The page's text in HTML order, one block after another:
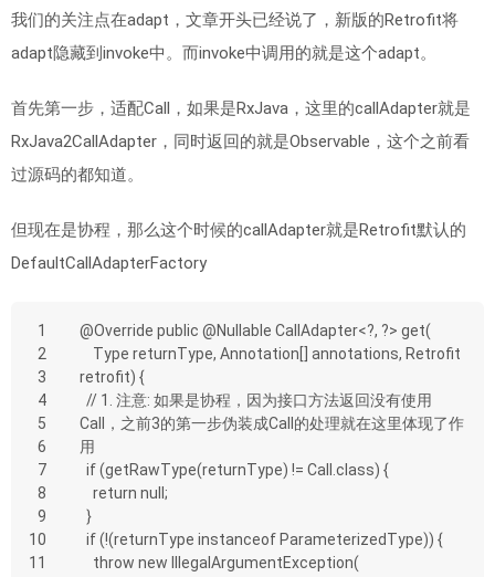
我们的关注点在adapt，文章开头已经说了，新版的Retrofit将
adapt隐藏到invoke中。而invoke中调用的就是这个adapt。
首先第一步，适配Call，如果是RxJava，这里的callAdapter就是
RxJava2CallAdapter，同时返回的就是Observable，这个之前看
过源码的都知道。
但现在是协程，那么这个时候的callAdapter就是Retrofit默认的
DefaultCallAdapterFactory
1
2
3
4
5
6
7
8
9
10
11
@Override public @Nullable CallAdapter<?, ?> get(
retrofit) {
Call，之前3的第一步伪装成Call的处理就在这里体现了作
用
  if (getRawType(returnType) != Call.class) {
    return null;
  }
  if (!(returnType instanceof ParameterizedType)) {
    throw new IllegalArgumentException(